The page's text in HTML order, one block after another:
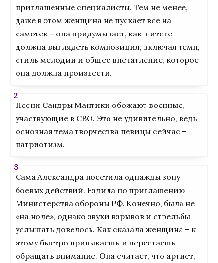
приглашенные специалисты. Тем не менее,
даже в этом женщина не пускает все на
самотек – она придумывает, как в итоге
должна выглядеть композиция, включая темп,
стиль мелодии и общее впечатление, которое
она должна произвести.
Песни Сандры Мантики обожают военные,
участвующие в СВО. Это не удивительно, ведь
основная тема творчества певицы сейчас –
патриотизм.
Сама Александра посетила однажды зону
боевых действий. Ездила по приглашению
Министерства обороны РФ. Конечно, была не
«на ноле», однако звуки взрывов и стрельбы
услышать довелось. Как сказала женщина – к
этому быстро привыкаешь и перестаешь
обращать внимание. Она считает, что артист,